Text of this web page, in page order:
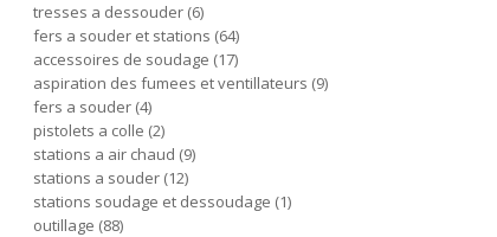
tresses a dessouder 6
fers a souder et stations 64
accessoires de soudage 17
aspiration des fumees et ventillateurs 9
fers a souder 4
pistolets a colle 2
stations a air chaud 9
stations a souder 12
stations soudage et dessoudage 1
outillage 88